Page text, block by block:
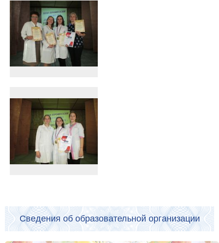
Сведения об образовательной организации